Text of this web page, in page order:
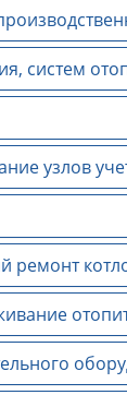
систем
узлов
ремонт